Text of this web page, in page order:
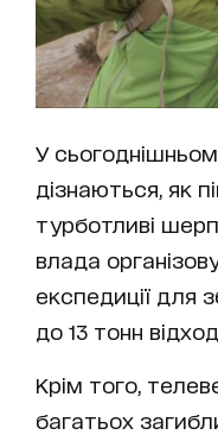
У
дізнаються, як
турботливі
влада
експедиції для
до 13 тонн
Крім того,
багатьох